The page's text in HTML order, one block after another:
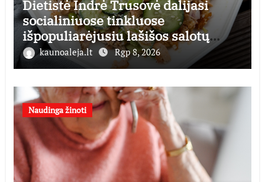
Dietistė Indrė Trusovė dalijasi
socialiniuose tinkluose
išpopuliarėjusiu lašišos salotų
receptu
kaunoaleja.lt Rgp 8, 2026
Naudinga žinoti